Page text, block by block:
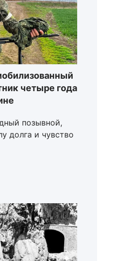
четыре года
позывной,
долга и чувство